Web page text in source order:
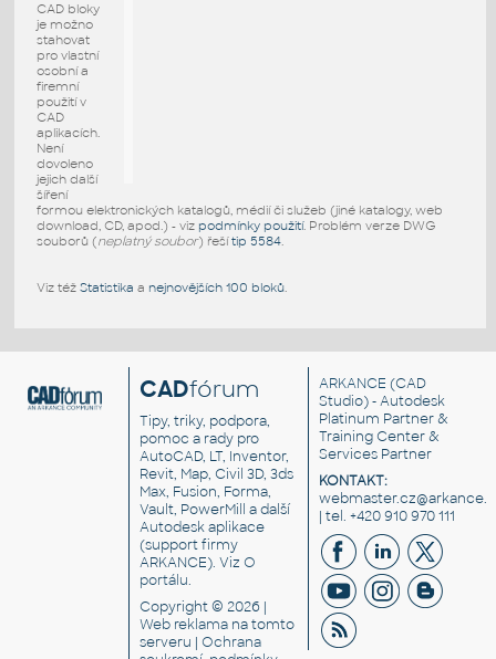
CAD bloky
je možno
stahovat
pro vlastní
osobní a
firemní
použití v
CAD
aplikacích.
Není
dovoleno
jejich další
šíření
formou elektronických katalogů, médií či služeb (jiné katalogy, web
download, CD, apod.) - viz podmínky použití. Problém verze DWG
souborů (neplatný soubor) řešítip 5584.
Viz též Statistika a nejnovějších 100 bloků.
CADfórum
Tipy, triky, podpora,
pomoc a rady pro
AutoCAD, LT, Inventor,
Revit, Map, Civil 3D, 3ds
Max, Fusion, Forma,
Vault, PowerMill a další
Autodesk aplikace
(support firmy
ARKANCE). VizO
portálu.
Copyright © 2026 |
Web reklama na tomto
serveru |Ochrana
ARKANCE (CAD
Studio) - Autodesk
Platinum Partner &
Training Center &
Services Partner
KONTAKT:
| tel. +420 910 970 111